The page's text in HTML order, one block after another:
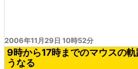
2006年11月29日 10時52分
9時から17時までのマウスの
うなる